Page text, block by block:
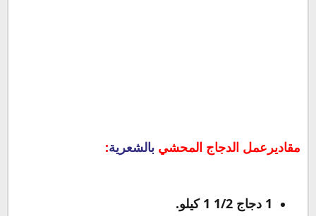
مقاديرعمل الدجاج المحشي بالشعرية:
1 دجاج 1/2 1 كيلو.